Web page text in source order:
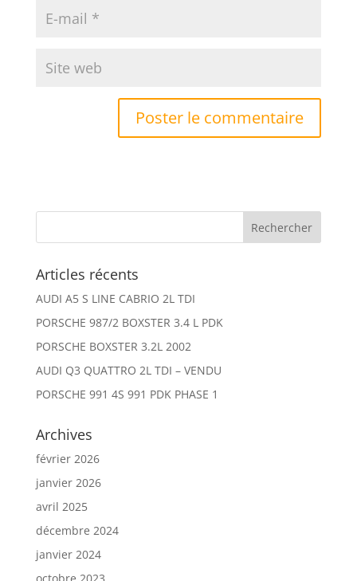
Articles récents
AUDI A5 S LINE CABRIO 2L TDI
PORSCHE 987/2 BOXSTER 3.4 L PDK
PORSCHE BOXSTER 3.2L 2002
AUDI Q3 QUATTRO 2L TDI – VENDU
PORSCHE 991 4S 991 PDK PHASE 1
Archives
février 2026
janvier 2026
avril 2025
décembre 2024
janvier 2024